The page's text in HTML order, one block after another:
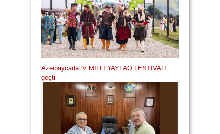
Azerbaycada “V MİLLİ YAYLAQ FESTİVALI”
geçti